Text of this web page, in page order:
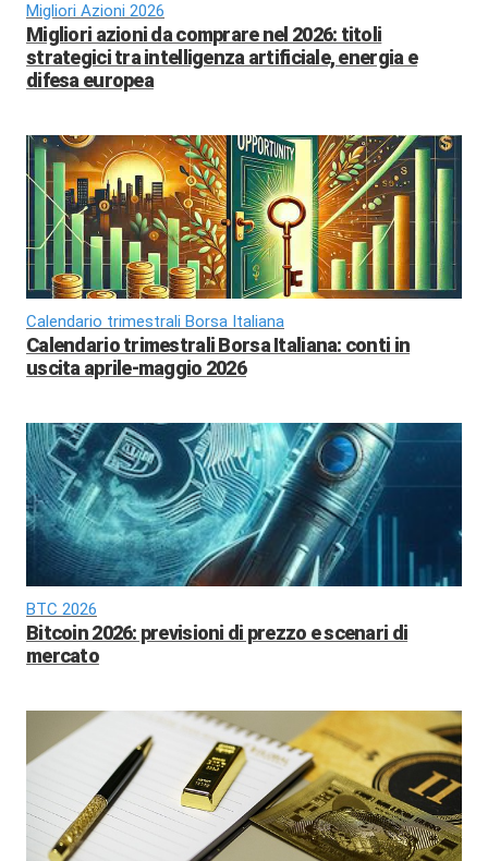
Migliori Azioni 2026
Migliori azioni da comprare nel 2026: titoli
strategici tra intelligenza artificiale, energia e
difesa europea
Calendario trimestrali Borsa Italiana
Calendario trimestrali Borsa Italiana: conti in
uscita aprile-maggio 2026
BTC 2026
Bitcoin 2026: previsioni di prezzo e scenari di
mercato